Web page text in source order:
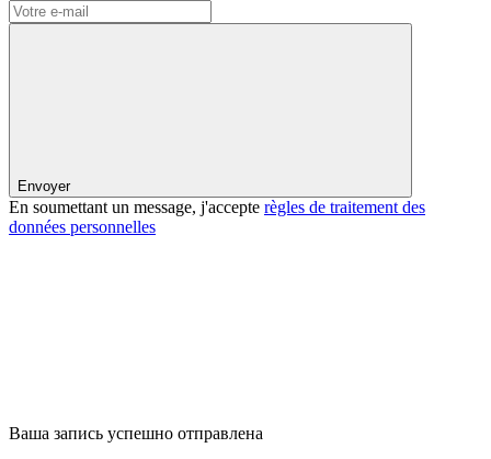
Envoyer
En soumettant un message, j'accepte règles de traitement des
données personnelles
Ваша запись успешно отправлена